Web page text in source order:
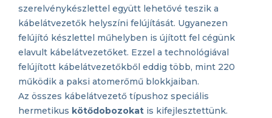
szerelvénykészlettel együtt lehetővé teszik a
kábelátvezetők helyszíni felújítását. Ugyanezen
felújító készlettel műhelyben is újított fel cégünk
elavult kábelátvezetőket. Ezzel a technológiával
felújított kábelátvezetőkből eddig több, mint 220
működik a paksi atomerőmű blokkjaiban.
Az összes kábelátvezető típushoz speciális
hermetikus kötődobozokat is kifejlesztettünk.